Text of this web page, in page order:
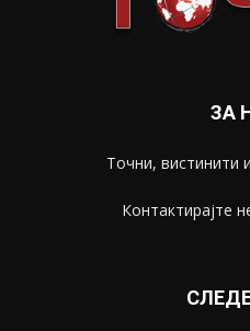
ЗА
Точни, вистинити
Контактирајте